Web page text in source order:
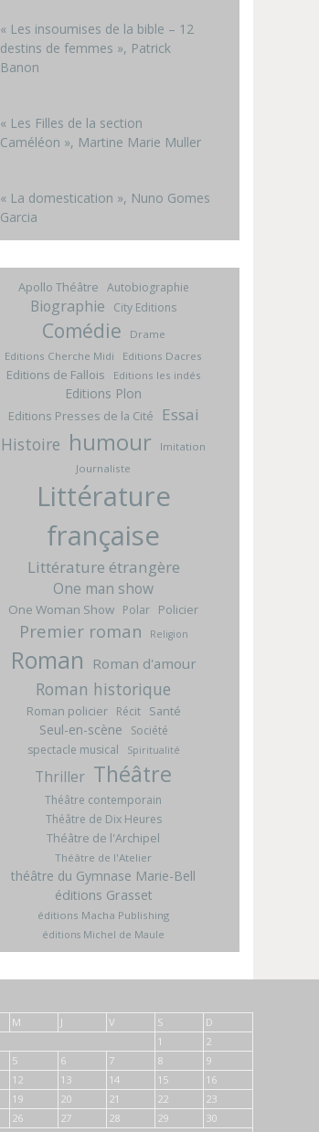
« Les insoumises de la bible – 12
destins de femmes », Patrick
Banon
« Les Filles de la section
Caméléon », Martine Marie Muller
« La domestication », Nuno Gomes
Garcia
Apollo Théâtre Autobiographie
Biographie City Editions
Comédie
Drame
Editions Cherche Midi
Editions Dacres
Editions de Fallois Editions les indés
Editions Plon
Editions Presses de la Cité Essai
Histoire humour
Imitation
Journaliste
Littérature
française
Littérature étrangère
One man show
One Woman Show Polar Policier
Premier roman Religion
Roman Roman d'amour
Roman historique
Roman policier Récit Santé
Seul-en-scène
Société
spectacle musical
Spiritualité
Thriller Théâtre
Théâtre contemporain
Théâtre de Dix Heures
Théâtre de l'Archipel
Théâtre de l'Atelier
théâtre du Gymnase Marie-Bell
éditions Grasset
éditions Macha Publishing
éditions Michel de Maule
M J V S
D
1
2
5 6 7 8
9
12 13 14 15
16
19 20 21 22
23
26 27 28 29
30